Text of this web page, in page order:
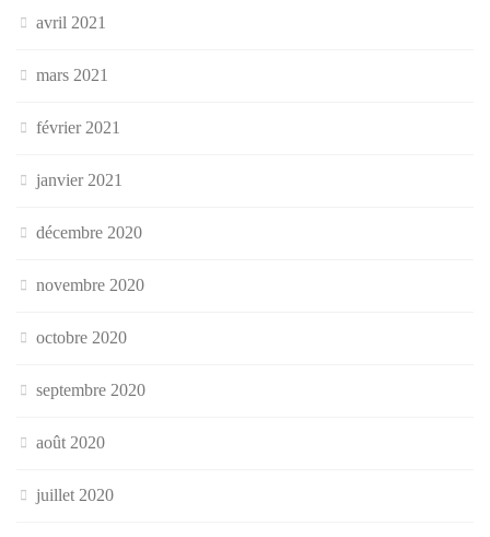
avril 2021
mars 2021
février 2021
janvier 2021
décembre 2020
novembre 2020
octobre 2020
septembre 2020
août 2020
juillet 2020